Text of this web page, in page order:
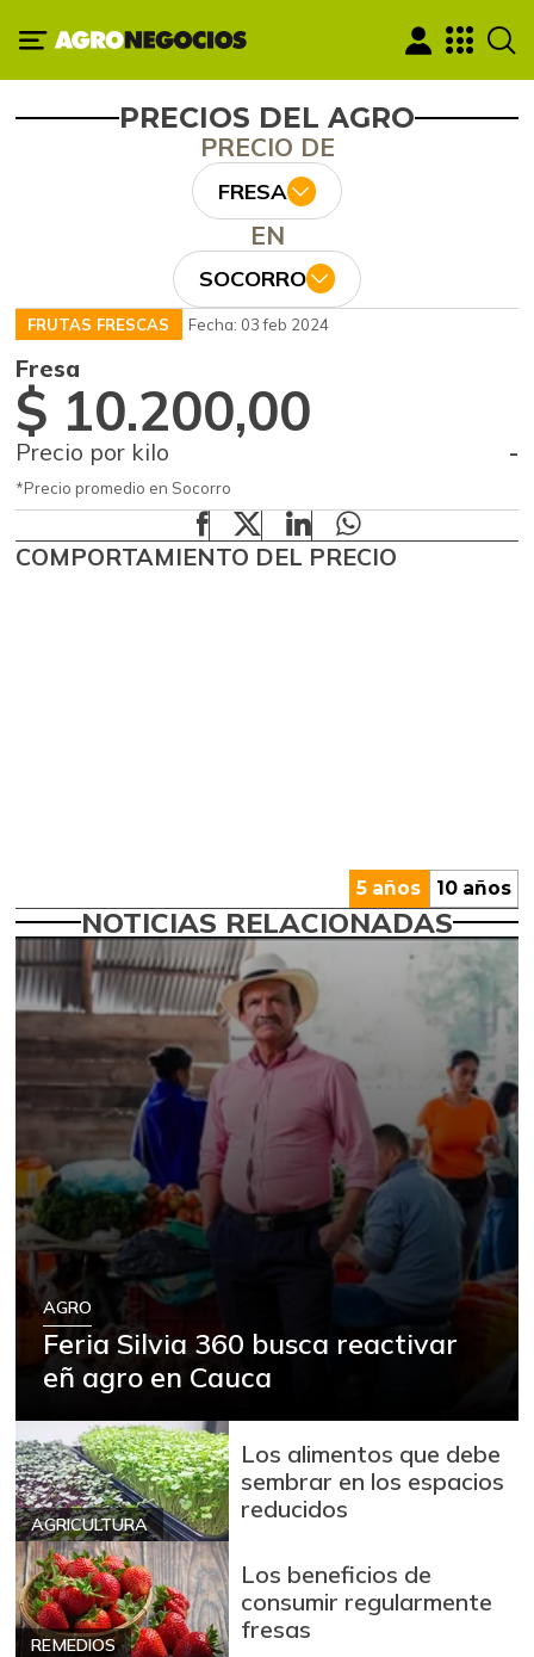
PRECIOS DEL AGRO
PRECIO DE
FRESA
EN
SOCORRO
FRUTAS FRESCAS Fecha: 03 feb 2024
Fresa
$ 10.200,00
Precio por kilo -
*Precio promedio en Socorro
COMPORTAMIENTO DEL PRECIO
5 años 10 años
NOTICIAS RELACIONADAS
AGRO
Feria Silvia 360 busca reactivar
eñ agro en Cauca
AGRICULTURA
Los alimentos que debe
sembrar en los espacios
reducidos
REMEDIOS
Los beneficios de
consumir regularmente
fresas